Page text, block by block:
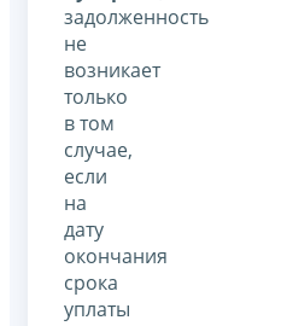
задолженность
не
возникает
только
в том
случае,
если
на
дату
окончания
срока
уплаты